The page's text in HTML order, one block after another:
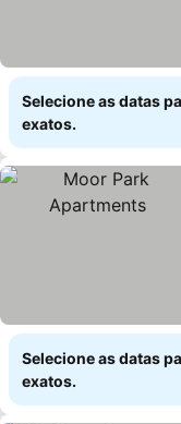
Selecione as datas
exatos.
Selecione as datas
exatos.